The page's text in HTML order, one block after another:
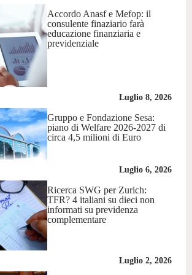
Accordo Anasf e Mefop: il
consulente finaziario farà
educazione finanziaria e
previdenziale
Luglio 8, 2026
Gruppo e Fondazione Sesa:
piano di Welfare 2026-2027 di
circa 4,5 milioni di Euro
Luglio 6, 2026
Ricerca SWG per Zurich:
TFR? 4 italiani su dieci non
informati su previdenza
complementare
Luglio 2, 2026